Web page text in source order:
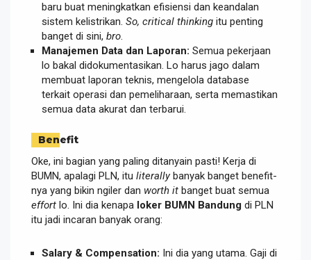
baru buat meningkatkan efisiensi dan keandalan
sistem kelistrikan. So, critical thinking itu penting
banget di sini, bro.
Manajemen Data dan Laporan: Semua pekerjaan
lo bakal didokumentasikan. Lo harus jago dalam
membuat laporan teknis, mengelola database
terkait operasi dan pemeliharaan, serta memastikan
semua data akurat dan terbarui.
Benefit
Oke, ini bagian yang paling ditanyain pasti! Kerja di
BUMN, apalagi PLN, itu literallybanyak banget benefit-
nya yang bikin ngiler dan worth it banget buat semua
effort lo. Ini dia kenapa loker BUMN Bandung di PLN
itu jadi incaran banyak orang:
Salary & Compensation: Ini dia yang utama. Gaji di